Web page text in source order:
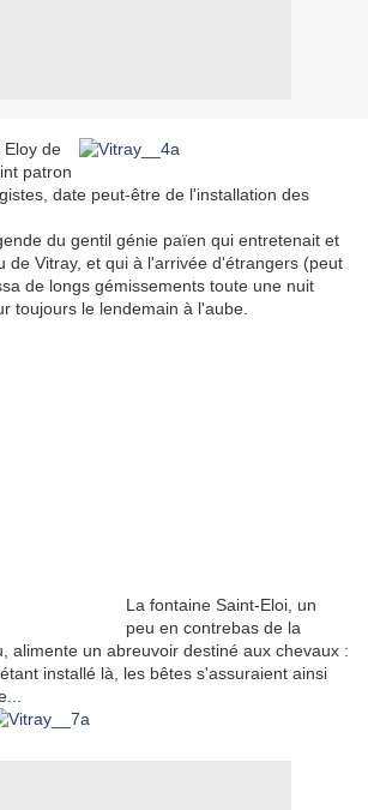
Eloy de
patron
date peut-être de l'installation des
du gentil génie païen qui entretenait et
de Vitray, et qui à l'arrivée d'étrangers (peut
de longs gémissements toute une nuit
toujours le lendemain à l'aube.
La fontaine Saint-Eloi, un
peu en contrebas de la
alimente un abreuvoir destiné aux chevaux :
installé là, les bêtes s'assuraient ainsi